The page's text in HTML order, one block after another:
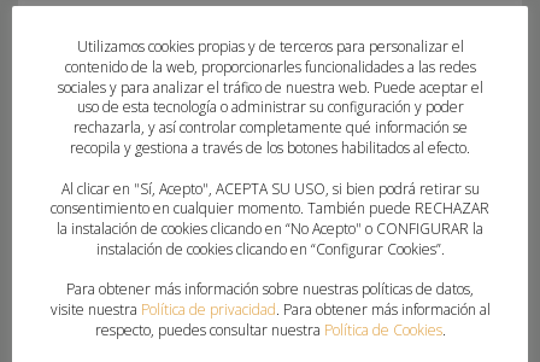
están Visitelche.com Elche en calidad de vigente
campeón, y Super Amara Bera Bera como
anfitrión.
A diferencia de la primera eliminatoria, celebrada
a partido único, esta segunda ronda de la Copa de
S.M. la Reina será unaeliminatoria a ida y
vueltaque se disputará el26 de enero -ida-y
el29-30 de enero -vuelta-,celebrándose el
primer partido en casa de los equipos que en la
Utilizamos cookies propias y de terceros para personalizar el
contenido de la web, proporcionarles funcionalidades a las redes
sociales y para analizar el tráfico de nuestra web. Puede aceptar el
uso de esta tecnología o administrar su configuración y poder
rechazarla, y así controlar completamente qué información se
recopila y gestiona a través de los botones habilitados al efecto.
Al clicar en "Sí, Acepto", ACEPTA SU USO, si bien podrá retirar su
consentimiento en cualquier momento. También puede RECHAZAR
la instalación de cookies clicando en “No Acepto" o CONFIGURAR la
instalación de cookies clicando en “Configurar Cookies”.
Para obtener más información sobre nuestras políticas de datos,
visite nuestra Política de privacidad. Para obtener más información al
respecto, puedes consultar nuestra Política de Cookies.